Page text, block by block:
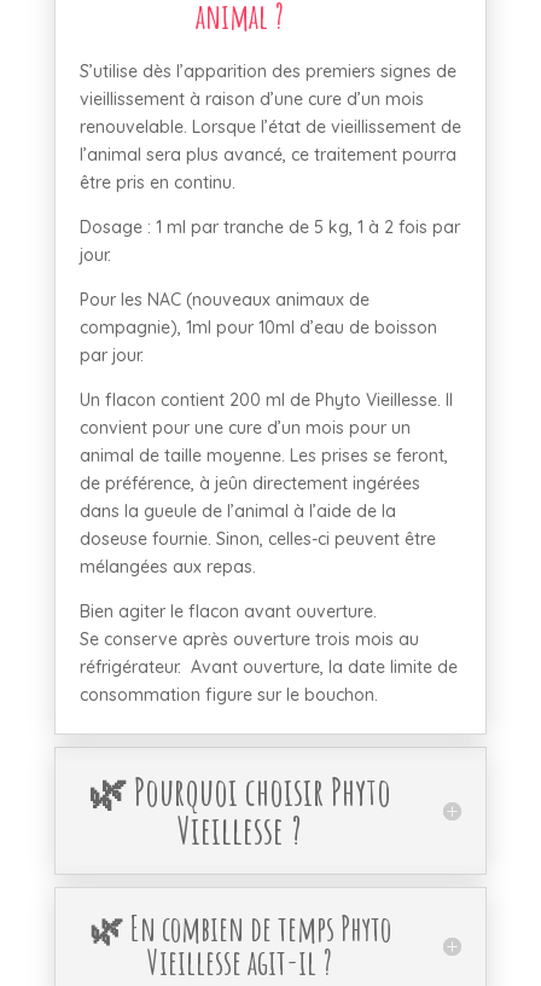
animal ?
S’utilise dès l’apparition des premiers signes de
vieillissement à raison d’une cure d’un mois
renouvelable. Lorsque l’état de vieillissement de
l’animal sera plus avancé, ce traitement pourra
être pris en continu.
Dosage : 1 ml par tranche de 5 kg, 1 à 2 fois par
jour.
Pour les NAC (nouveaux animaux de
compagnie), 1ml pour 10ml d’eau de boisson
par jour.
Un flacon contient 200 ml de Phyto Vieillesse. Il
convient pour une cure d’un mois pour un
animal de taille moyenne. Les prises se feront,
de préférence, à jeûn directement ingérées
dans la gueule de l’animal à l’aide de la
doseuse fournie. Sinon, celles-ci peuvent être
mélangées aux repas.
Bien agiter le flacon avant ouverture.
Se conserve après ouverture trois mois au
réfrigérateur. Avant ouverture, la date limite de
consommation figure sur le bouchon.
🌿 Pourquoi choisir Phyto
Vieillesse ?
🌿 En combien de temps Phyto
Vieillesse agit-il ?